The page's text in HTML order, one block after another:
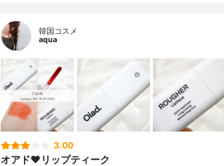
韓国コスメ
aqua
3.00
オアド❤️リップティーク